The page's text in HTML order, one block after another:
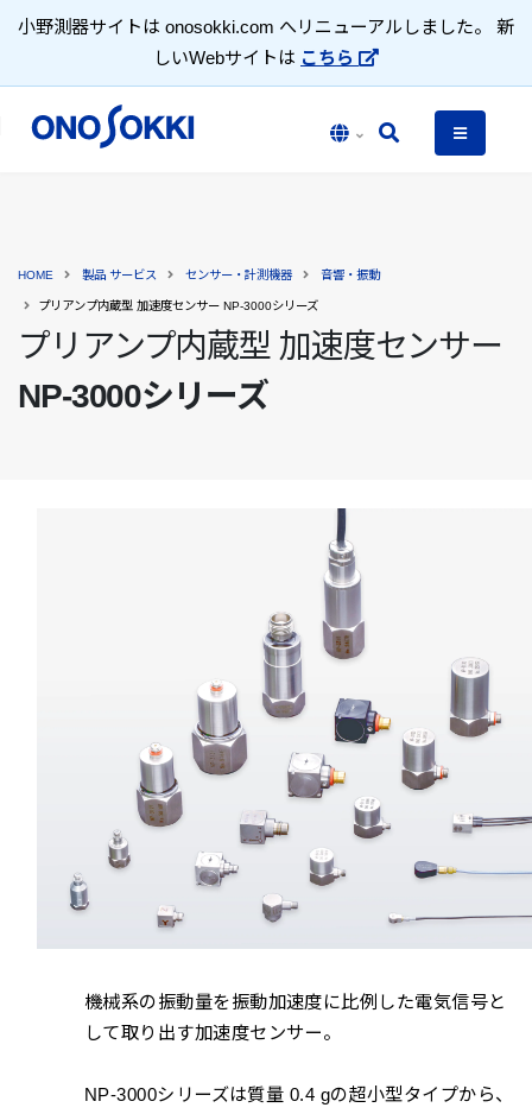
小野測器サイトは onosokki.com へリニューアルしました。 新
しいWebサイトは こちら
プリアンプ内蔵型 加速度センサー
NP-3000シリーズ
HOME 製品 サービス センサー・計測機器 音響・振動
プリアンプ内蔵型 加速度センサー NP-3000シリーズ
機械系の振動量を振動加速度に比例した電気信号と
して取り出す加速度センサー。
NP-3000シリーズは質量 0.4 gの超小型タイプから、